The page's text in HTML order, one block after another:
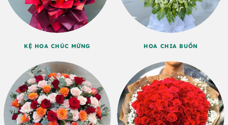
KỆ HOA CHÚC MỪNG HOA CHIA BUỒN